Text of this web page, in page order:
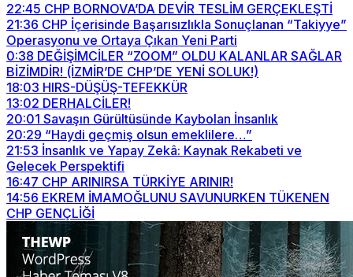
22:45 CHP BORNOVA’DA DEVİR TESLİM GERÇEKLEŞTİ
21:36 CHP İçerisinde Başarısızlıkla Sonuçlanan “Takiyye”
Operasyonu ve Ortaya Çıkan Yeni Parti
0:38 DEĞİŞİMCİLER “ZOOM” OLDU KALANLAR SAĞLAR
BİZİMDİR! (İZMİR’DE CHP’DE YENİ SOLUK!)
18:03 HIRS-DÜŞÜŞ-TEFEKKÜR
13:02 DERHALCİLER!
20:01 Savaşın Gürültüsünde Kaybolan İnsanlık
20:29 “Haydi geçmiş olsun emeklilere…”
21:53 İnsanlık ve Yapay Zekâ: Kaynak Rekabeti ve
Gelecek Perspektifi
16:47 CHP ARINIRSA TÜRKİYE ARINIR!
14:56 EKREM İMAMOĞLUNU SAVUNURKEN TÜKENEN
CHP GENÇLİĞİ